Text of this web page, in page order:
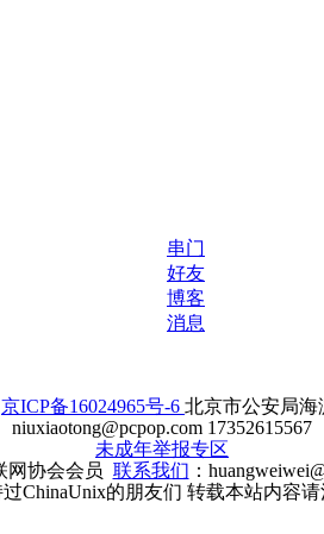
串门
好友
博客
消息
京ICP备16024965号-6 北京市公安局海
niuxiaotong@pcpop.com 17352615567
未成年举报专区
网协会会员 联系我们 ：
ChinaUnix的朋友们 转载本站内容